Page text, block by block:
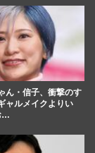
潤はドラマが
もたらす“脱
2025/6/12
ん・信子、衝撃のす
ャルメイクよりい
…